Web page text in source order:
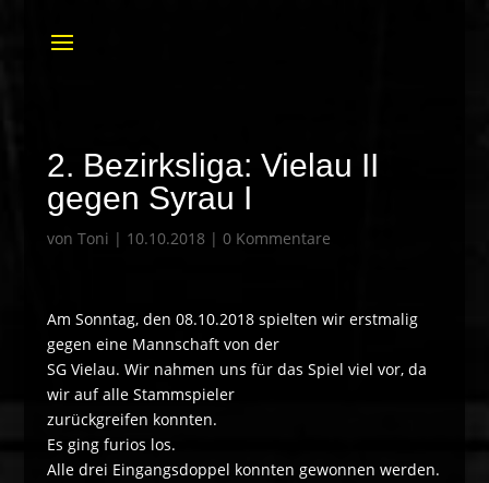
2. Bezirksliga: Vielau II
gegen Syrau I
von Toni | 10.10.2018 | 0 Kommentare
Am Sonntag, den 08.10.2018 spielten wir erstmalig
gegen eine Mannschaft von der
SG Vielau. Wir nahmen uns für das Spiel viel vor, da
wir auf alle Stammspieler
zurückgreifen konnten.
Es ging furios los.
Alle drei Eingangsdoppel konnten gewonnen werden.